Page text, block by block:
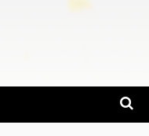
Busca